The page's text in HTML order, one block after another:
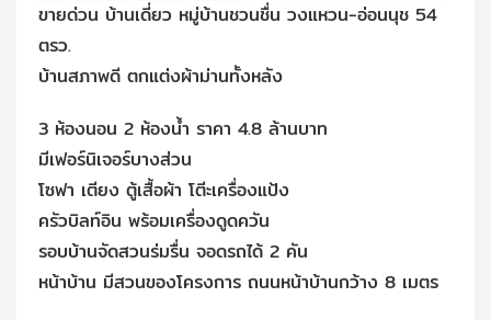
ขายด่วน บ้านเดี่ยว หมู่บ้านชวนชื่น วงแหวน-อ่อนนุช 54
ตรว.
บ้านสภาพดี ตกแต่งผ้าม่านทั้งหลัง
3 ห้องนอน 2 ห้องน้ำ ราคา 4.8 ล้านบาท
มีเฟอร์นิเจอร์บางส่วน
โซฟา เตียง ตู้เสื้อผ้า โตีะเครื่องแป้ง
ครัวบิลท์อิน พร้อมเครื่องดูดควัน
รอบบ้านจัดสวนร่มรื่น จอดรถได้ 2 คัน
หน้าบ้าน มีสวนของโครงการ ถนนหน้าบ้านกว้าง 8 เมตร